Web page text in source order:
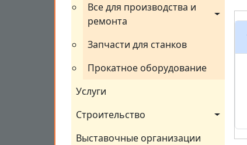
Все для производства и
ремонта
Запчасти для станков
Прокатное оборудование
Услуги
Строительство
Выставочные организации